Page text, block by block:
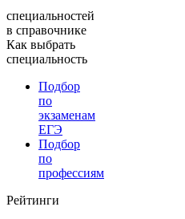
специальностей
в справочнике
Как выбрать
специальность
Подбор
по
экзаменам
ЕГЭ
Подбор
по
профессиям
Рейтинги